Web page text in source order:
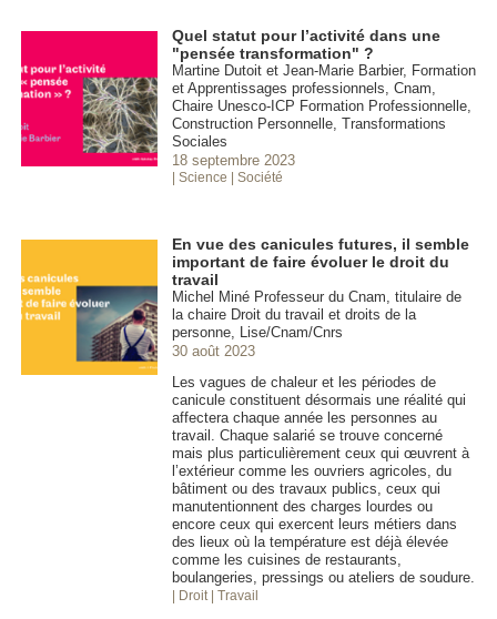
Quel statut pour l’activité dans une
"pensée transformation" ?
Martine Dutoit et Jean-Marie Barbier, Formation
et Apprentissages professionnels, Cnam,
Chaire Unesco-ICP Formation Professionnelle,
Construction Personnelle, Transformations
Sociales
18 septembre 2023
| Science | Société
En vue des canicules futures, il semble
important de faire évoluer le droit du
travail
Michel Miné Professeur du Cnam, titulaire de
la chaire Droit du travail et droits de la
personne, Lise/Cnam/Cnrs
30 août 2023
Les vagues de chaleur et les périodes de
canicule constituent désormais une réalité qui
affectera chaque année les personnes au
travail. Chaque salarié se trouve concerné
mais plus particulièrement ceux qui œuvrent à
l’extérieur comme les ouvriers agricoles, du
bâtiment ou des travaux publics, ceux qui
manutentionnent des charges lourdes ou
encore ceux qui exercent leurs métiers dans
des lieux où la température est déjà élevée
comme les cuisines de restaurants,
boulangeries, pressings ou ateliers de soudure.
| Droit | Travail